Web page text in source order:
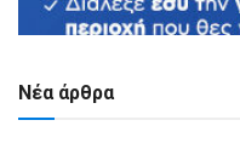
Νέα άρθρα